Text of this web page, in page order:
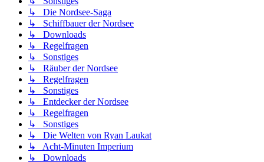
↳ Die Nordsee-Saga
↳ Schiffbauer der Nordsee
↳ Downloads
↳ Regelfragen
↳ Sonstiges
↳ Räuber der Nordsee
↳ Regelfragen
↳ Sonstiges
↳ Entdecker der Nordsee
↳ Regelfragen
↳ Sonstiges
↳ Die Welten von Ryan Laukat
↳ Acht-Minuten Imperium
↳ Downloads